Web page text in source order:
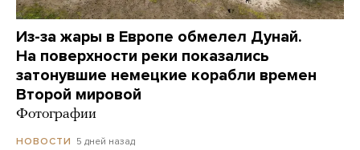
Из-за жары в Европе обмелел Дунай.
На поверхности реки показались
затонувшие немецкие корабли времен
Второй мировой
Фотографии
НОВОСТИ 5 дней назад